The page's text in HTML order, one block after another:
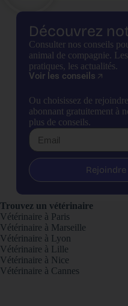
Découvrez
Consulter nos conseils
animal de compagnie.
pratiques, les actualités.
Voir les conseils
Ou choisissez de
abonnant gratuitement à
plus de conseils.
Trouvez un vétérinaire
Vétérinaire à Paris
Vétérinaire à Marseille
Vétérinaire à Lyon
Vétérinaire à Lille
Vétérinaire à Nice
Vétérinaire à Cannes